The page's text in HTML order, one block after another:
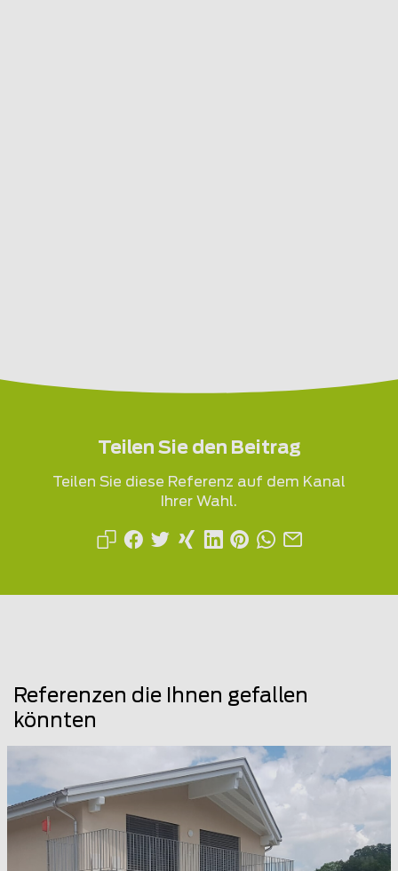
Teilen Sie den Beitrag
Teilen Sie diese Referenz auf dem Kanal
Ihrer Wahl.
Referenzen die Ihnen gefallen
könnten